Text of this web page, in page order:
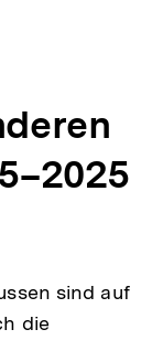
sind auf
die